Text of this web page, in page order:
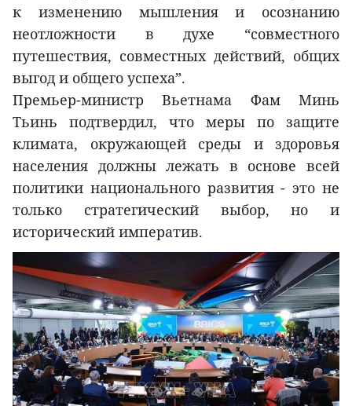
к изменению мышления и осознанию
неотложности в духе “совместного
путешествия, совместных действий, общих
выгод и общего успеха”.
Премьер-министр Вьетнама Фам Минь
Тьинь подтвердил, что меры по защите
климата, окружающей среды и здоровья
населения должны лежать в основе всей
политики национального развития - это не
только стратегический выбор, но и
исторический императив.